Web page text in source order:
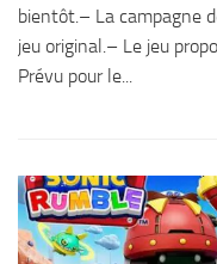
bientôt.– La campagne
jeu original.– Le jeu
Prévu pour le...